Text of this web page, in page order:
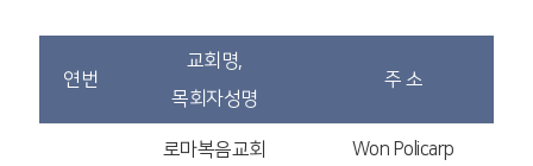
연번
교회명,
목회자성명
주 소
로마복음교회
Won Policarp